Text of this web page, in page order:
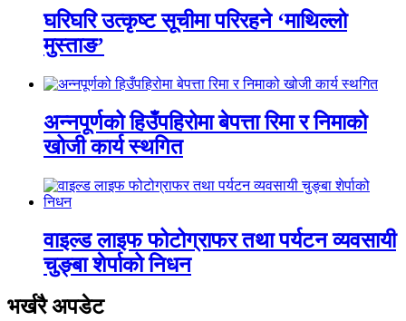
घरिघरि उत्कृष्ट सूचीमा परिरहने ‘माथिल्लो
मुस्ताङ’
अन्नपूर्णको हिउँपहिरोमा बेपत्ता रिमा र निमाको
खोजी कार्य स्थगित
वाइल्ड लाइफ फोटोग्राफर तथा पर्यटन व्यवसायी
चुङ्बा शेर्पाको निधन
भर्खरै अपडेट